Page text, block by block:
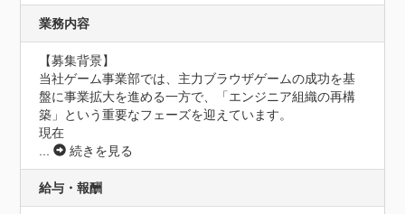
業務内容
【募集背景】
当社ゲーム事業部では、主力ブラウザゲームの成功を基
盤に事業拡大を進める一方で、「エンジニア組織の再構
築」という重要なフェーズを迎えています。
現在
...
続きを見る
給与・報酬